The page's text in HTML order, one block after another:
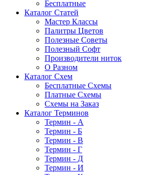
Бесплатные
Каталог Статей
Мастер Классы
Палитры Цветов
Полезные Советы
Полезный Софт
Производители ниток
О Разном
Каталог Схем
Бесплатные Схемы
Платные Схемы
Схемы на Заказ
Каталог Терминов
Термин - А
Термин - Б
Термин - В
Термин - Г
Термин - Д
Термин - И